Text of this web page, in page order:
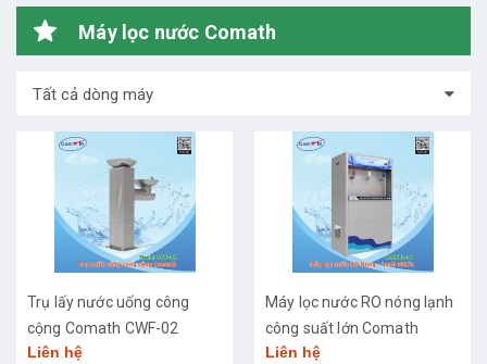
Máy lọc nước Comath
Tất cả dòng máy
Trụ lấy nước uống công
cộng Comath CWF-02
Liên hệ
Máy lọc nước RO nóng lạnh
công suất lớn Comath
CM2681-50
Liên hệ